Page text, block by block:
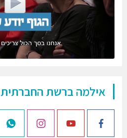
אילמה ברשת החברתית